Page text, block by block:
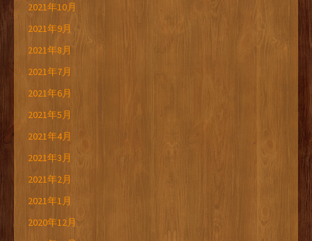
2021年10月
2021年9月
2021年8月
2021年7月
2021年6月
2021年5月
2021年4月
2021年3月
2021年2月
2021年1月
2020年12月